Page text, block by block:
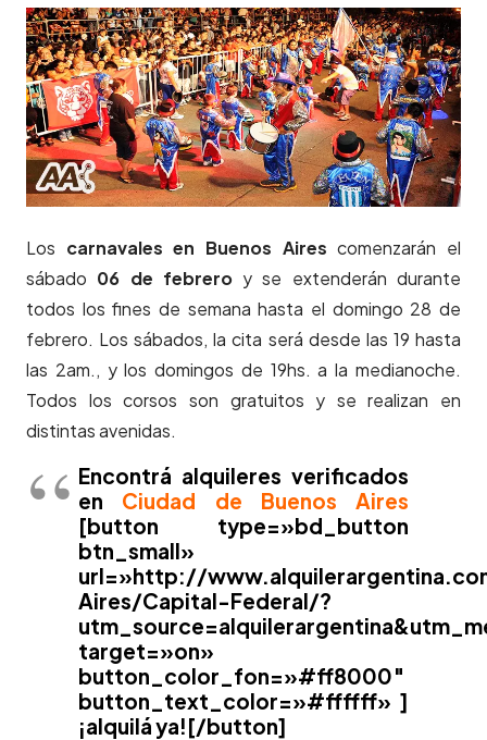
Los carnavales en Buenos Aires comenzarán el
sábado 06 de febreroy se extenderán durante
todos los fines de semana hasta el domingo 28 de
febrero. Los sábados, la cita será desde las 19 hasta
las 2am., y los domingos de 19hs. a la medianoche.
Todos los corsos son gratuitos y se realizan en
distintas avenidas.
Encontrá alquileres verificados
en Ciudad de Buenos Aires
[button type=»bd_button
btn_small»
url=»http://
Aires/Capital-Federal/?
target=»on»
button_color_fon=»#ff8000″
button_text_color=»#ffffff» ]
¡alquilá ya![/button]